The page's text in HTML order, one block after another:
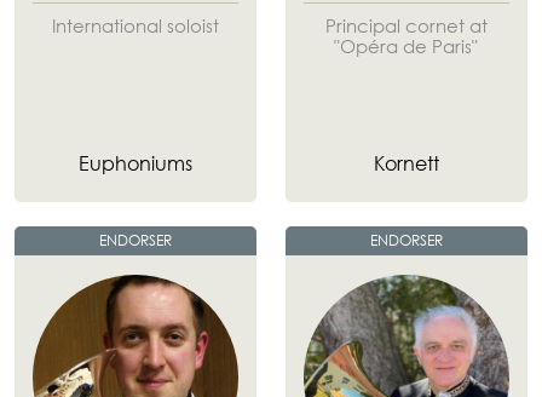
International soloist
Euphoniums
Principal cornet at
"Opéra de Paris"
Kornett
ENDORSER ENDORSER